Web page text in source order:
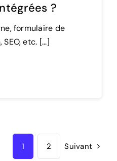
?
formulaire de
etc. [...]
1 2 Suivant